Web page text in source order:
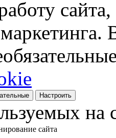
Настроить
на
сайта